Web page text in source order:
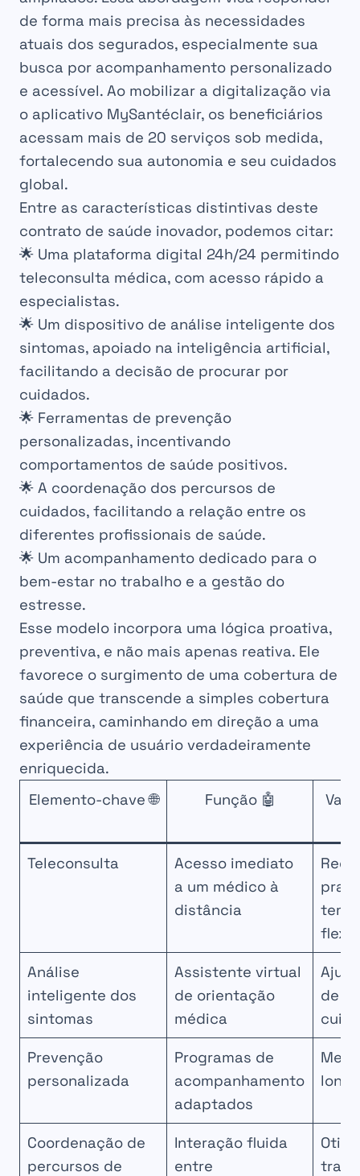
de forma mais precisa às necessidades
atuais dos segurados, especialmente sua
busca por acompanhamento personalizado
e acessível. Ao mobilizar a digitalização via
o aplicativo MySantéclair, os beneficiários
acessam mais de 20 serviços sob medida,
fortalecendo sua autonomia e seu cuidados
global.
Entre as características distintivas deste
contrato de saúde inovador, podemos citar:
🌟 Uma plataforma digital 24h/24 permitindo
teleconsulta médica, com acesso rápido a
especialistas.
🌟 Um dispositivo de análise inteligente dos
sintomas, apoiado na inteligência artificial,
facilitando a decisão de procurar por
cuidados.
🌟 Ferramentas de prevenção
personalizadas, incentivando
comportamentos de saúde positivos.
🌟 A coordenação dos percursos de
cuidados, facilitando a relação entre os
diferentes profissionais de saúde.
🌟 Um acompanhamento dedicado para o
bem-estar no trabalho e a gestão do
estresse.
Esse modelo incorpora uma lógica proativa,
preventiva, e não mais apenas reativa. Ele
favorece o surgimento de uma cobertura de
saúde que transcende a simples cobertura
financeira, caminhando em direção a uma
experiência de usuário verdadeiramente
enriquecida.
Elemento-chave 🌐
Função 🤖
Teleconsulta
Acesso imediato
a um médico à
distância
Análise
inteligente dos
sintomas
Assistente virtual
de orientação
médica
de
Prevenção
personalizada
Programas de
acompanhamento
adaptados
Coordenação de
percursos de
Interação fluida
entre